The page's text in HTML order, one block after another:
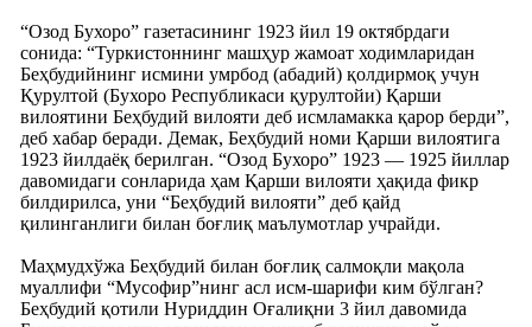
“Озод Бухоро” газетасининг 1923 йил 19 октябрдаги
сонида: “Туркистоннинг машҳур жамоат ходимларидан
Беҳбудийнинг исмини умрбод (абадий) қолдирмоқ учун
Қурултой (Бухоро Республикаси қурултойи) Қарши
вилоятини Беҳбудий вилояти деб исмламакка қарор берди”,
деб хабар беради. Демак, Беҳбудий номи Қарши вилоятига
1923 йилдаёқ берилган. “Озод Бухоро” 1923 — 1925 йиллар
давомидаги сонларида ҳам Қарши вилояти ҳақида фикр
билдирилса, уни “Беҳбудий вилояти” деб қайд
қилинганлиги билан боғлиқ маълумотлар учрайди.
Маҳмудхўжа Беҳбудий билан боғлиқ салмоқли мақола
муаллифи “Мусофир”нинг асл исм-шарифи ким бўлган?
Беҳбудий қотили Нуриддин Оғалиқни 3 йил давомида